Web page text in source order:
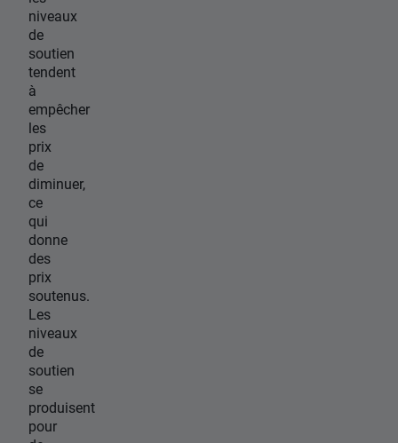
niveaux
de
soutien
tendent
à
empêcher
les
prix
de
diminuer,
ce
qui
donne
des
prix
soutenus.
Les
niveaux
de
soutien
se
produisent
pour